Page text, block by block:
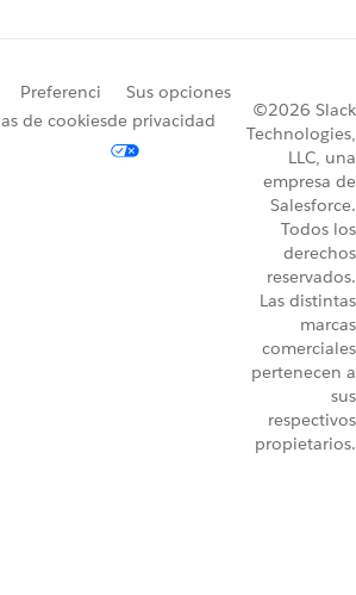
Preferenci
as de cookies
Sus opciones
de privacidad
©2026 Slack
Technologies,
LLC, una
empresa de
Salesforce.
Todos los
derechos
reservados.
Las distintas
marcas
comerciales
pertenecen a
sus
respectivos
propietarios.